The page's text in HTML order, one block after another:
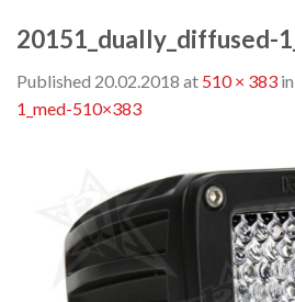
20151_dually_diffused-
Published 20.02.2018 at 510 × 383 in
1_med-510×383